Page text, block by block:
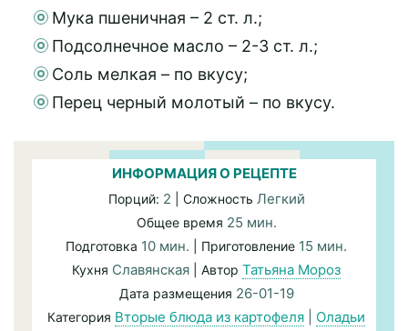
Мука пшеничная – 2 ст. л.;
Подсолнечное масло – 2-3 ст. л.;
Соль мелкая – по вкусу;
Перец черный молотый – по вкусу.
ИНФОРМАЦИЯ О РЕЦЕПТЕ
Порций: 2 | Сложность Легкий
Общее время 25 мин.
Подготовка 10 мин. | Приготовление 15 мин.
Кухня Славянская | Автор Татьяна Мороз
Дата размещения 26-01-19
Категория Вторые блюда из картофеля Оладьи